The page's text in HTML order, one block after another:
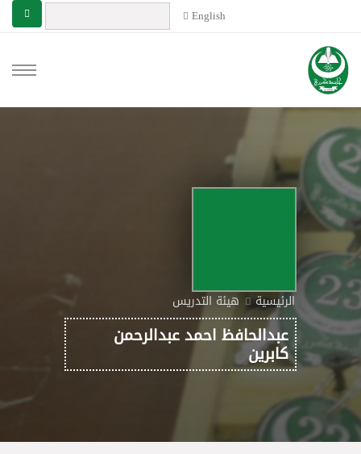
English
الرئيسية هيئة التدريس
عبدالحافظ احمد عبدالرحمن
كابرين